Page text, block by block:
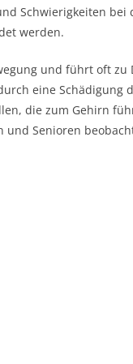
Schwierigkeiten bei
werden.
und führt oft zu
eine Schädigung
die zum Gehirn
und Senioren